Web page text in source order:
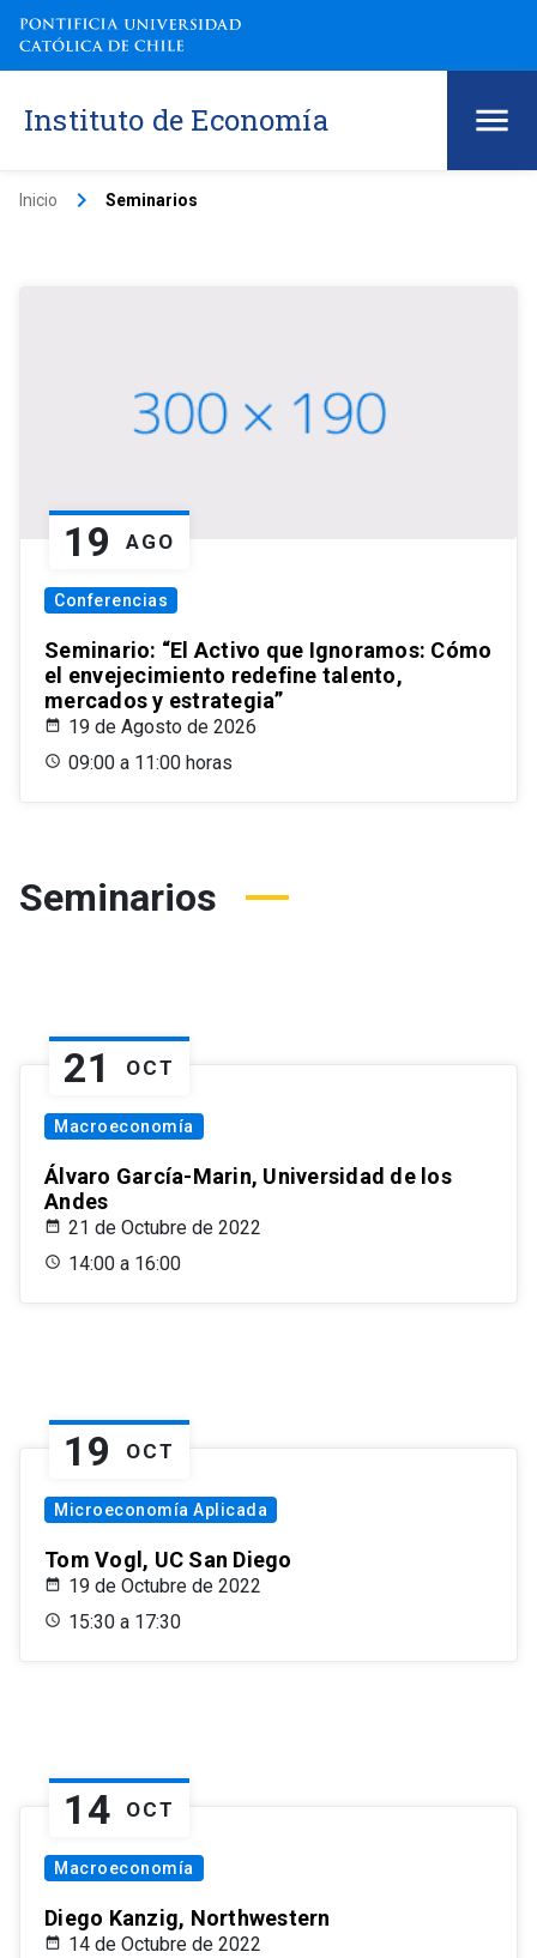
Instituto de Economía
Inicio keyboard_arrow_right Seminarios
19 AGO
Conferencias
Seminario: “El Activo que Ignoramos: Cómo
el envejecimiento redefine talento,
mercados y estrategia”
19 de Agosto de 2026
09:00 a 11:00 horas
Seminarios
21 OCT
Macroeconomía
Álvaro García-Marin, Universidad de los
Andes
21 de Octubre de 2022
14:00 a 16:00
19 OCT
Microeconomía Aplicada
Tom Vogl, UC San Diego
19 de Octubre de 2022
15:30 a 17:30
14 OCT
Macroeconomía
Diego Kanzig, Northwestern
14 de Octubre de 2022